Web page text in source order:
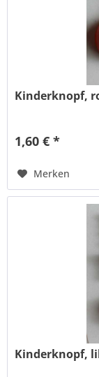
Kinderknopf,
1,60 € *
Merken
Kinderknopf,